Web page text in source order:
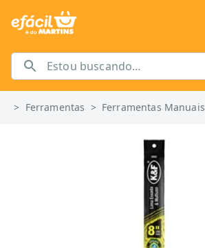
> Ferramentas > Ferramentas Manuais